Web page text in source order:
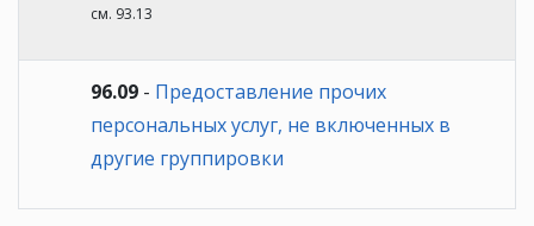
см. 93.13
96.09 - Предоставление прочих
персональных услуг, не включенных в
другие группировки